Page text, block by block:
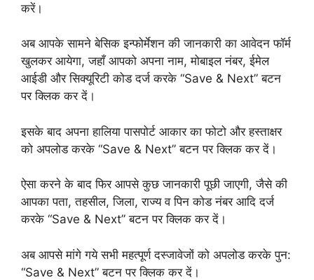
करें।
अब आपके सामने बेसिक इन्फोर्मेशन की जानकारी का आवेदन फॉर्म
खुलकर आयेगा, जहाँ आपको अपना नाम, मोबाइल नंबर, ईमेल
आईडी और सिक्यूरिटी कोड दर्ज करके “Save & Next” बटन
पर क्लिक कर दें।
इसके बाद अपना हालिया पासपोर्ट आकार का फोटो और हस्ताक्षर
को अपलोड करके “Save & Next” बटन पर क्लिक कर दें।
ऐसा करने के बाद फिर आपसे कुछ जानकारी पूछी जाएगी, जैसे की
आपका पता, तहसील, जिला, राज्य व पिन कोड नंबर आदि दर्ज
करके “Save & Next” बटन पर क्लिक कर दें।
अब आपसे मांगे गये सभी महत्पूर्ण दस्जावेजों को अपलोड करके पुन:
“Save & Next” बटन पर क्लिक कर दें।